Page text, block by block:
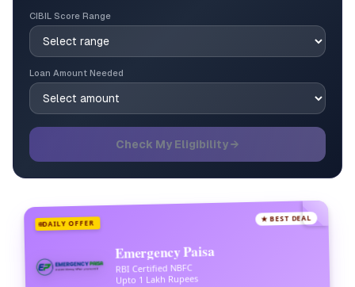
CIBIL Score Range
Loan Amount Needed
Check My Eligibility →
DAILY OFFER ★ BEST DEAL
Emergency Paisa
RBI Certified NBFC
Upto 1 Lakh Rupees